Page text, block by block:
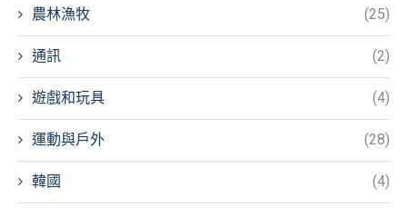
農林漁牧 (25)
通訊 (2)
遊戲和玩具 (4)
運動與戶外 (28)
韓國 (4)